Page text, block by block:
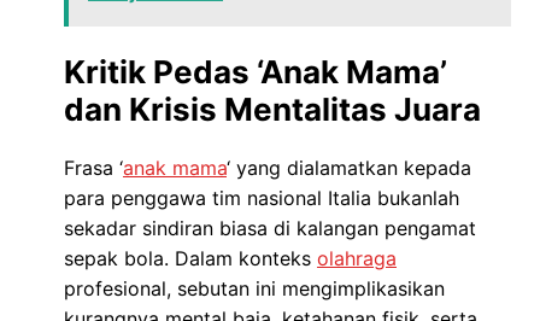
Kritik Pedas ‘Anak Mama’
dan Krisis Mentalitas Juara
Frasa ‘anak mama‘ yang dialamatkan kepada
para penggawa tim nasional Italia bukanlah
sekadar sindiran biasa di kalangan pengamat
sepak bola. Dalam konteks olahraga
profesional, sebutan ini mengimplikasikan